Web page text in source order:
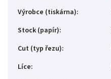
Výrobce (tiskárna):
Stock (papír):
Cut (typ řezu):
Líce: